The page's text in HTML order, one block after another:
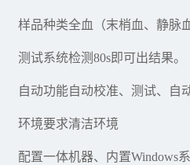
样品种类全血（末梢血、静脉血
测试系统检测80s即可出结果。
自动功能自动校准、测试、自
环境要求清洁环境
配置一体机器、内置Windows